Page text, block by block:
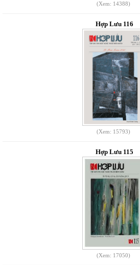
(Xem: 14388)
Hợp Lưu 116
(Xem: 15793)
Hợp Lưu 115
(Xem: 17050)